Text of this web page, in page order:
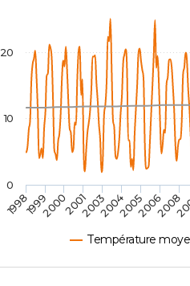
Température
199819992000200120032004200520062008
0
10
20